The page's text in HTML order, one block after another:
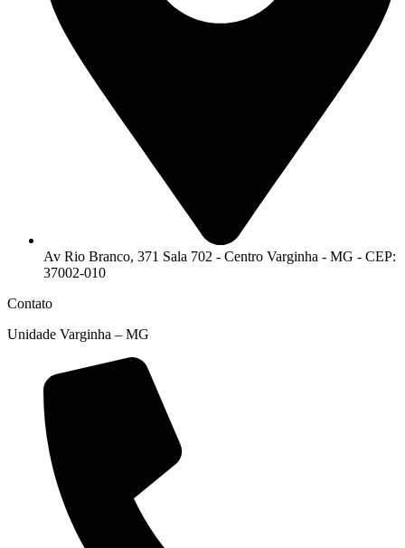
Av Rio Branco, 371 Sala 702 - Centro Varginha - MG - CEP:
37002-010
Contato
Unidade Varginha – MG